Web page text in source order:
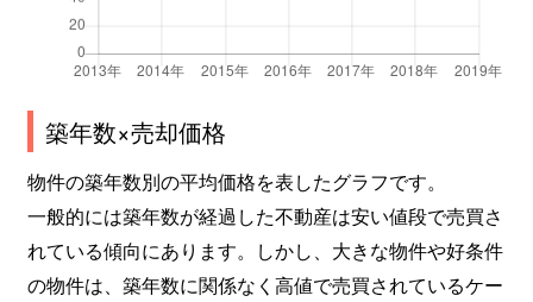
築年数×売却価格
物件の築年数別の平均価格を表したグラフです。
一般的には築年数が経過した不動産は安い値段で売買さ
れている傾向にあります。しかし、大きな物件や好条件
の物件は、築年数に関係なく高値で売買されているケー